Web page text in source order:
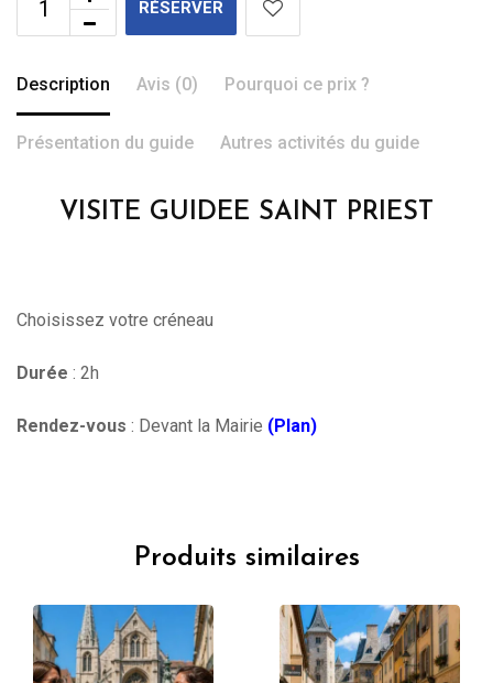
RÉSERVER
Description Avis (0) Pourquoi ce prix ?
Présentation du guide Autres activités du guide
VISITE GUIDEE SAINT PRIEST
Choisissez votre créneau
Durée : 2h
Rendez-vous : Devant la Mairie (Plan)
Produits similaires